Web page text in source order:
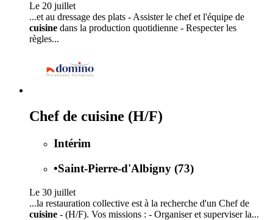
Le 20 juillet
...et au dressage des plats - Assister le chef et l'équipe de
cuisine dans la production quotidienne - Respecter les
règles...
Chef de cuisine (H/F)
Intérim
•Saint-Pierre-d'Albigny (73)
Le 30 juillet
...la restauration collective est à la recherche d'un Chef de
cuisine - (H/F). Vos missions : - Organiser et superviser la...